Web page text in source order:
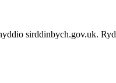
sirddinbych.gov.uk.